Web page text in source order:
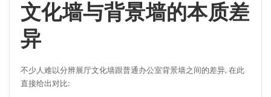
文化墙与背景墙的本质差
异
不少人难以分辨展厅文化墙跟普通办公室背景墙之间的差异, 在此
直接给出对比: